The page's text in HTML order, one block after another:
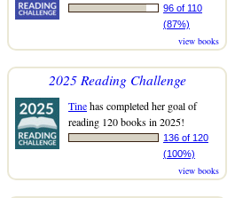
96 of 110
(87%)
view books
2025 Reading Challenge
Tinehas completed her goal of
reading 120 books in 2025!
136 of 120
(100%)
view books